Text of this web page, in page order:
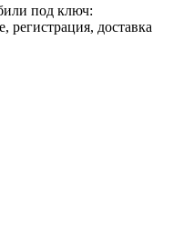
под ключ:
регистрация, доставка